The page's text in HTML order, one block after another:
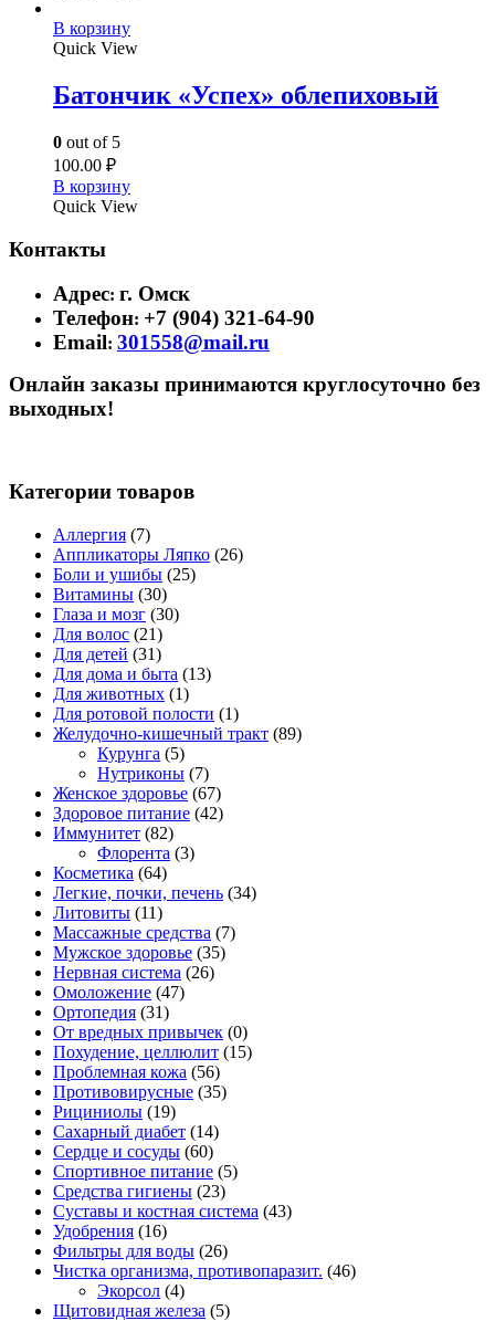
В корзину
Quick View
Батончик «Успех» облепиховый
0 out of 5
100.00 ₽
В корзину
Quick View
Контакты
Адрес: г. Омск
Телефон: +7 (904) 321-64-90
Email: 301558@mail.ru
Онлайн заказы принимаются круглосуточно без
выходных!
Категории товаров
Аллергия (7)
Аппликаторы Ляпко (26)
Боли и ушибы (25)
Витамины (30)
Глаза и мозг (30)
Для волос (21)
Для детей (31)
Для дома и быта (13)
Для животных (1)
Для ротовой полости (1)
Желудочно-кишечный тракт (89)
Курунга (5)
Нутриконы (7)
Женское здоровье (67)
Здоровое питание (42)
Иммунитет (82)
Флорента (3)
Косметика (64)
Легкие, почки, печень (34)
Литовиты (11)
Массажные средства (7)
Мужское здоровье (35)
Нервная система (26)
Омоложение (47)
Ортопедия (31)
От вредных привычек (0)
Похудение, целлюлит (15)
Проблемная кожа (56)
Противовирусные (35)
Рициниолы (19)
Сахарный диабет (14)
Сердце и сосуды (60)
Спортивное питание (5)
Средства гигиены (23)
Суставы и костная система (43)
Удобрения (16)
Фильтры для воды (26)
Чистка организма, противопаразит. (46)
Экорсол (4)
Щитовидная железа (5)